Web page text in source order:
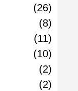
26
8
11
10
2
2